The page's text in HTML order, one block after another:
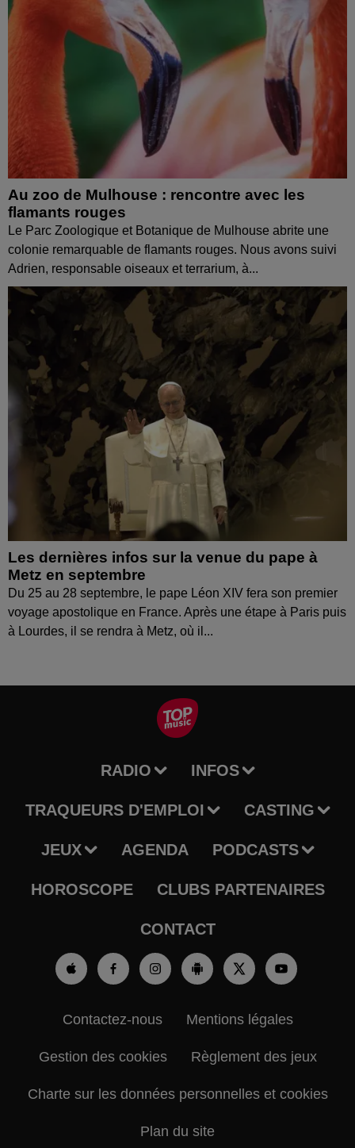
Au zoo de Mulhouse : rencontre avec les
flamants rouges
Le Parc Zoologique et Botanique de Mulhouse abrite une
colonie remarquable de flamants rouges. Nous avons suivi
Adrien, responsable oiseaux et terrarium, à...
Les dernières infos sur la venue du pape à
Metz en septembre
Du 25 au 28 septembre, le pape Léon XIV fera son premier
voyage apostolique en France. Après une étape à Paris puis
à Lourdes, il se rendra à Metz, où il...
RADIO INFOS
TRAQUEURS D'EMPLOI CASTING
JEUX AGENDA PODCASTS
HOROSCOPE CLUBS PARTENAIRES
CONTACT
Contactez-nous Mentions légales
Gestion des cookies Règlement des jeux
Charte sur les données personnelles et cookies
Plan du site